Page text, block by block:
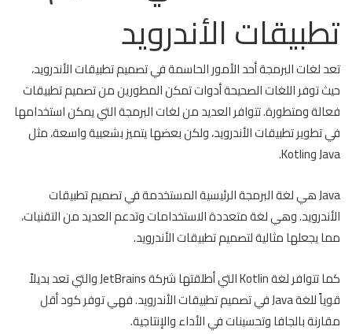
تطبيقات الأندرويد
تعد لغات البرمجة أحد الأمور الحاسمة في تصميم تطبيقات الأندرويد،
حيث توفر اللغات الصحيحة أدوات تمكن المطورين من تصميم تطبيقات
فعالة ومتطورة. تتوافر العديد من لغات البرمجة التي يمكن استخدامها
في تطوير تطبيقات الأندرويد، ولكن بعضها يتميز بشعبية واسعة، مثل
Java وKotlin.
Java هي لغة البرمجة الرئيسية المستخدمة في تصميم تطبيقات
الأندرويد. وهي لغة متعددة الاستخدامات وتدعم العديد من التقنيات،
مما يجعلها مثالية لتصميم تطبيقات الأندرويد.
كما تتوافر لغة Kotlin التي أطلقتها شركة JetBrains والتي تعد بديلاً
قوياً للغة Java في تصميم تطبيقات الأندرويد. فهي توفر كود أقل
مقارنة بالجافا وتحسينات في الأداء والإنتاجية.